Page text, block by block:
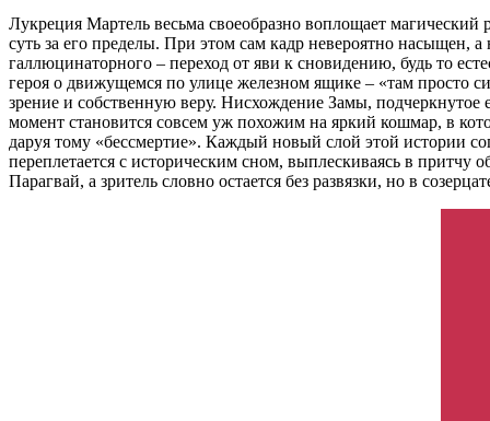
Лукреция Мартель весьма своеобразно воплощает
суть за его пределы. При этом сам кадр невероятно насыщен,
галлюцинаторного – переход от яви к сновидению, будь то
героя о движущемся по улице железном ящике – «там просто
зрение и собственную веру. Нисхождение Замы, подчеркнутое
момент становится совсем уж похожим на яркий кошмар, в
даруя тому «бессмертие». Каждый новый слой этой истории
переплетается с историческим сном, выплескиваясь в
Парагвай, а зритель словно остается без развязки, но в